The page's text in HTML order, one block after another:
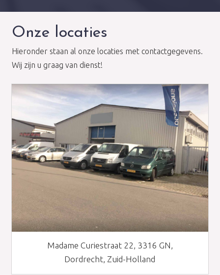
Onze locaties
Hieronder staan al onze locaties met contactgegevens.
Wij zijn u graag van dienst!
Madame Curiestraat 22, 3316 GN,
Dordrecht, Zuid-Holland